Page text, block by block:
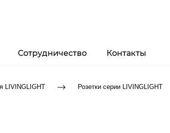
Сотрудничество Контакты
LIVINGLIGHT Розетки серии LIVINGLIGHT